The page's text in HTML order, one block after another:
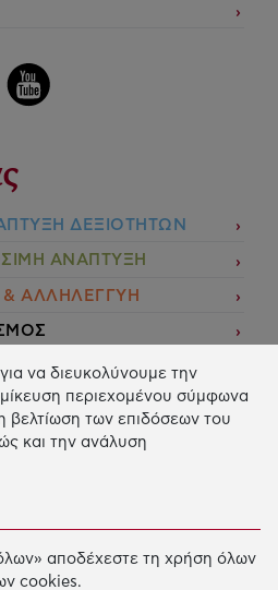
ΔΕΞΙΟΤΗΤΩΝ
ΑΝΑΠΤΥΞΗ
ΑΛΛΗΛΕΓΓΥΗ
να διευκολύνουμε την
περιεχομένου σύμφωνα
βελτίωση των επιδόσεων του
και την ανάλυση
αποδέχεστε τη χρήση όλων
cookies.